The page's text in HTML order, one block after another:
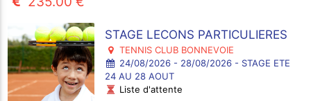
STAGE LECONS PARTICULIERES
TENNIS CLUB BONNEVOIE
24/08/2026 - 28/08/2026 - STAGE ETE
24 AU 28 AOUT
Liste d'attente